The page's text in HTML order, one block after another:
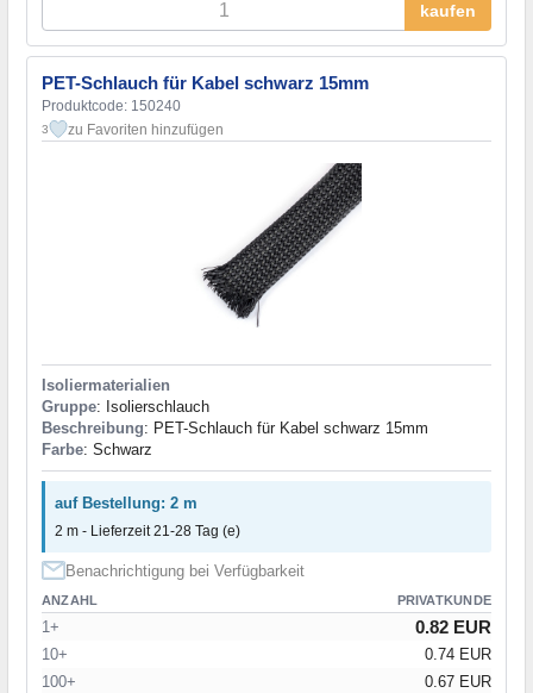
kaufen
PET-Schlauch für Kabel schwarz 15mm
Produktcode: 150240
3 zu Favoriten hinzufügen
Isoliermaterialien
Gruppe: Isolierschlauch
Beschreibung: PET-Schlauch für Kabel schwarz 15mm
Farbe: Schwarz
auf Bestellung: 2 m
2 m - Lieferzeit 21-28 Tag (e)
Benachrichtigung bei Verfügbarkeit
ANZAHL PRIVATKUNDE
1+ 0.82 EUR
10+
0.74 EUR
100+
0.67 EUR